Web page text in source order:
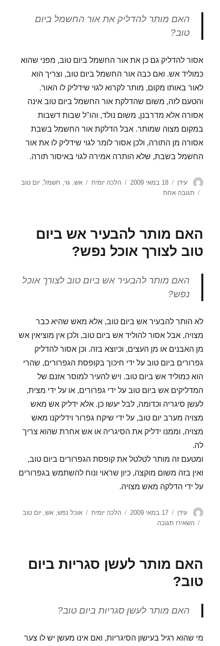
האם מותר להדליק את אור החשמל ביום
טוב?
אסור להדליק גם כן את אור החשמל ביום טוב, מפני שהוא
כמוליד אש. ואם כבה אור החשמל ביום טוב, וצריך הוא
לאור באותו מקום, מותר לקרוא לגוי שידליק לו האור.
והטעם לזה, משום שהדלקת אור החשמל ביום טוב אינה
אסורה אלא מדרבנן, משום נולד, והו"ל שבות דשבות
במקום מצוה שמותר. אבל הדלקת אור החשמל בשבת
אסורה מן התורה, ולכן אסור לומר לגוי שידליק לו את אור
החשמל בשבת, שלא הותרה אמירה לגוי באיסור תורה.
מחבר
עידן
פורסם
בתאריך
18 במאי 2009 קטגוריות
הלכה יומית תגיות
אש, גוי, חשמל,יום טוב
תגובה אחתעל
את
החשמל
האם מותר להבעיר אש ביום
טוב לצורך אוכל נפש?
האם מותר להבעיר אש ביום טוב לצורך אוכל
נפש?
לא הותר להבעיר אש ביום טוב, אלא מאש שהיא כבר
מצויה, אבל אסור להוליד אש ביום טוב, ולכן אין מוציאין אש
מן האבנים או מן העצים, וכיוצא בזה. וכן אסור להדליק
גפרורים ביום טוב על ידי חיכוך בקופסת הגפרורים, שהרי
הוא כמוליד אש ביום טוב. ויש להעיר למוסר אזנם של
המדליקים אש ביום טוב על ידי גפרורים, או על ידי מצית,
לעשן סיגריה וכדומה, לבל יעשו כן. אלא ידליק אש מאש
מצויה מערב יום טוב, על ידי שיקח גפרור וידליקנו מאש
מצויה, וממנו ידליק את הסיגריה או אש אחרת שהוא צריך
לה.
ומטעם זה מותר לטלטל את קופסת הגפרורים ביום טוב,
ואין בזה משום מוקצה, כיון שראוי ונוח להשתמש בגפרורים
על ידי הדלקה מאש מצויה.
מחבר
עידן
פורסם
בתאריך
17 במאי 2009 קטגוריות
הלכה יומית תגיות
אוכל נפש,אש,יום טוב
השאירו תגובה
אש
נפש?
האם מותר לעשן סגריות ביום
טוב?
האם מותר לעשן סגריות ביום טוב?
מי שהוא רגיל בעישון הסיגריות, ואם אינו מעשן יש לו צער